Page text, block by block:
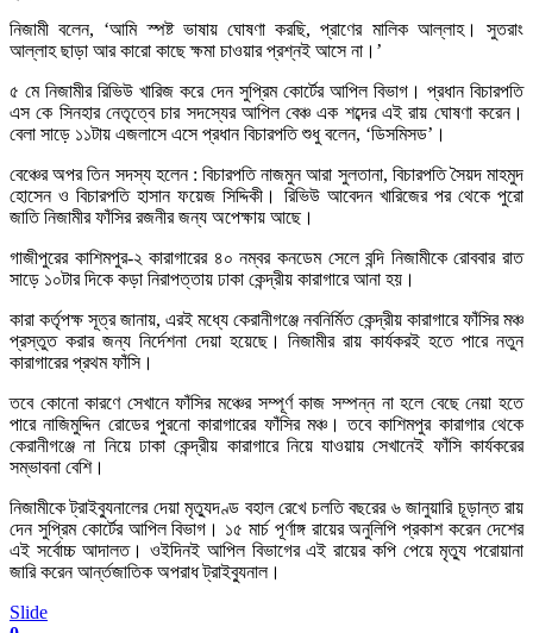
নিজামী বলেন, ‘আমি স্পষ্ট ভাষায় ঘোষণা করছি, প্রাণের মালিক আল্লাহ। সুতরাং
আল্লাহ ছাড়া আর কারো কাছে ক্ষমা চাওয়ার প্রশ্নই আসে না।’
৫ মে নিজামীর রিভিউ খারিজ করে দেন সুপ্রিম কোর্টের আপিল বিভাগ। প্রধান বিচারপতি
এস কে সিনহার নেতৃত্বে চার সদস্যের আপিল বেঞ্চ এক শব্দের এই রায় ঘোষণা করেন।
বেলা সাড়ে ১১টায় এজলাসে এসে প্রধান বিচারপতি শুধু বলেন, ‘ডিসমিসড’।
বেঞ্চের অপর তিন সদস্য হলেন : বিচারপতি নাজমুন আরা সুলতানা, বিচারপতি সৈয়দ মাহমুদ
হোসেন ও বিচারপতি হাসান ফয়েজ সিদ্দিকী। রিভিউ আবেদন খারিজের পর থেকে পুরো
জাতি নিজামীর ফাঁসির রজনীর জন্য অপেক্ষায় আছে।
গাজীপুরের কাশিমপুর-২ কারাগারের ৪০ নম্বর কনডেম সেলে বন্দি নিজামীকে রোববার রাত
সাড়ে ১০টার দিকে কড়া নিরাপত্তায় ঢাকা কেন্দ্রীয় কারাগারে আনা হয়।
কারা কর্তৃপক্ষ সূত্র জানায়, এরই মধ্যে কেরানীগঞ্জে নবনির্মিত কেন্দ্রীয় কারাগারে ফাঁসির মঞ্চ
প্রস্তুত করার জন্য নির্দেশনা দেয়া হয়েছে। নিজামীর রায় কার্যকরই হতে পারে নতুন
কারাগারের প্রথম ফাঁসি।
তবে কোনো কারণে সেখানে ফাঁসির মঞ্চের সম্পূর্ণ কাজ সম্পন্ন না হলে বেছে নেয়া হতে
পারে নাজিমুদ্দিন রোডের পুরনো কারাগারের ফাঁসির মঞ্চ। তবে কাশিমপুর কারাগার থেকে
কেরানীগঞ্জে না নিয়ে ঢাকা কেন্দ্রীয় কারাগারে নিয়ে যাওয়ায় সেখানেই ফাঁসি কার্যকরের
সম্ভাবনা বেশি।
নিজামীকে ট্রাইব্যুনালের দেয়া মৃত্যুদণ্ড বহাল রেখে চলতি বছরের ৬ জানুয়ারি চূড়ান্ত রায়
দেন সুপ্রিম কোর্টের আপিল বিভাগ। ১৫ মার্চ পূর্ণাঙ্গ রায়ের অনুলিপি প্রকাশ করেন দেশের
এই সর্বোচ্চ আদালত। ওইদিনই আপিল বিভাগের এই রায়ের কপি পেয়ে মৃত্যু পরোয়ানা
জারি করেন আর্ন্তজাতিক অপরাধ ট্রাইব্যুনাল।
Slide